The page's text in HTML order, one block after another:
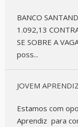
BANCO
1.092,13
SE SOBRE A
poss...
JOVEM
Estamos com
Aprendiz para